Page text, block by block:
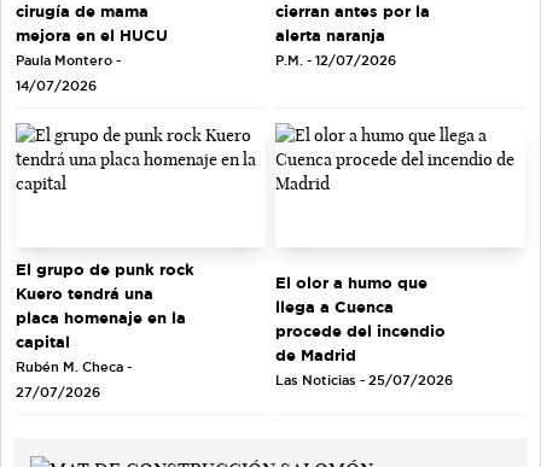
cirugía de mama
mejora en el HUCU
Paula Montero -
14/07/2026
cierran antes por la
alerta naranja
P.M. - 12/07/2026
El grupo de punk rock
Kuero tendrá una
placa homenaje en la
capital
Rubén M. Checa -
27/07/2026
El olor a humo que
llega a Cuenca
procede del incendio
de Madrid
Las Noticias - 25/07/2026